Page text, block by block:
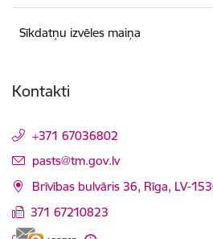
Sīkdatņu izvēles maiņa
Kontakti
+371 67036802
E-pasts:
pasts@tm.gov.lv
Brīvības bulvāris 36, Rīga, LV-
371 67210823